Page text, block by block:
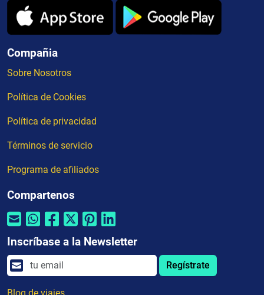
Compañia
Sobre Nosotros
Política de Cookies
Política de privacidad
Términos de servicio
Programa de afiliados
Compartenos
Inscríbase a la Newsletter
Regístrate
Blog de viajes